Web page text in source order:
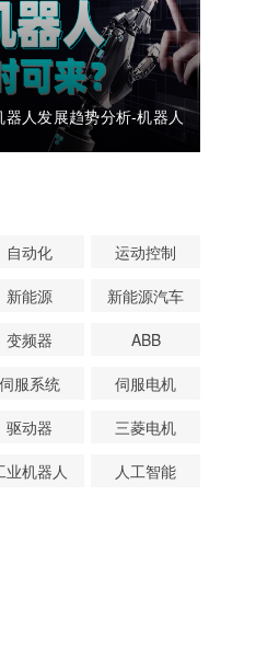
器人发展趋势分析-机器人
自动化
运动控制
新能源
新能源汽车
变频器
ABB
伺服系统
伺服电机
驱动器
三菱电机
业机器人 人工智能